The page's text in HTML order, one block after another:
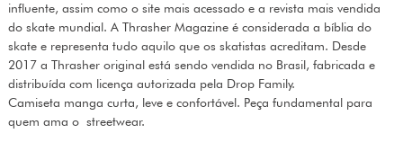
influente, assim como o site mais acessado e a revista mais vendida
do skate mundial. A Thrasher Magazine é considerada a bíblia do
skate e representa tudo aquilo que os skatistas acreditam. Desde
2017 a Thrasher original está sendo vendida no Brasil, fabricada e
distribuída com licença autorizada pela Drop Family.
Camiseta manga curta, leve e confortável. Peça fundamental para
quem ama o streetwear.